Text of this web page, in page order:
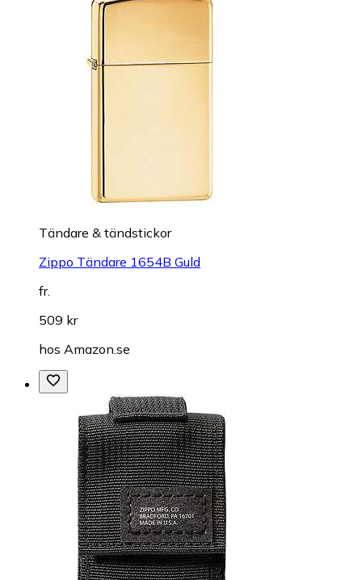
Tändare & tändstickor
Zippo Tändare 1654B Guld
fr.
509 kr
hos Amazon.se